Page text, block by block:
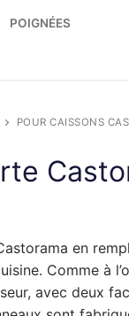
POIGNÉES
POUR CAISSONS
en
Comme à
avec deux